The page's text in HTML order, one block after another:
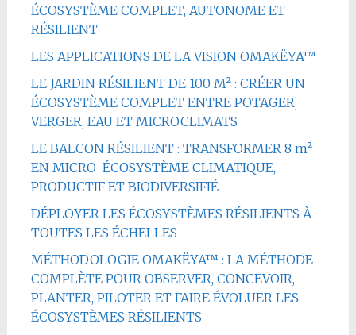
ÉCOSYSTÈME COMPLET, AUTONOME ET
RÉSILIENT
LES APPLICATIONS DE LA VISION OMAKËYA™
LE JARDIN RÉSILIENT DE 100 M² : CRÉER UN
ÉCOSYSTÈME COMPLET ENTRE POTAGER,
VERGER, EAU ET MICROCLIMATS
LE BALCON RÉSILIENT : TRANSFORMER 8 m²
EN MICRO-ÉCOSYSTÈME CLIMATIQUE,
PRODUCTIF ET BIODIVERSIFIÉ
DÉPLOYER LES ÉCOSYSTÈMES RÉSILIENTS À
TOUTES LES ÉCHELLES
MÉTHODOLOGIE OMAKËYA™ : LA MÉTHODE
COMPLÈTE POUR OBSERVER, CONCEVOIR,
PLANTER, PILOTER ET FAIRE ÉVOLUER LES
ÉCOSYSTÈMES RÉSILIENTS